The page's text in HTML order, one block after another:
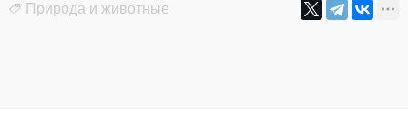
Природа и животные